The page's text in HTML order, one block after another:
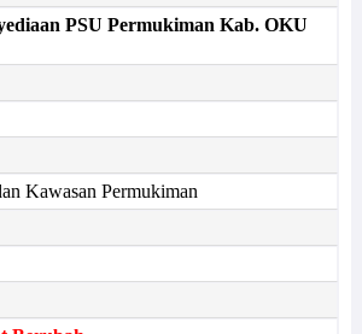
PSU Permukiman Kab. OKU
Kawasan Permukiman